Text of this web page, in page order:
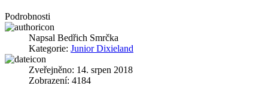
Podrobnosti
Napsal Bedřich Smrčka
Kategorie: Junior Dixieland
Zveřejněno: 14. srpen 2018
Zobrazení: 4184